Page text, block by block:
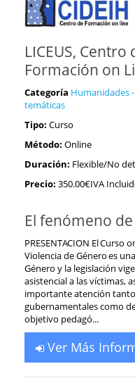
LICEUS, Centro
Formación on
Categoría Humanidades
temáticas
Tipo: Curso
Método: Online
Duración: Flexible/No
Precio: 350.00€IVA
El fenómeno
PRESENTACION El Curso
Violencia de Género es
Género y la legislación
asistencial a las víctimas,
importante atención
gubernamentales como
objetivo pedagó...
Ver Más